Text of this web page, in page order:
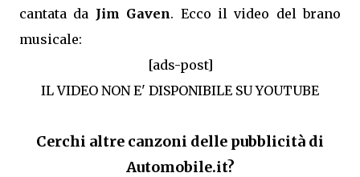
cantata da Jim Gaven. Ecco il video del brano
musicale:
[ads-post]
IL VIDEO NON E' DISPONIBILE SU YOUTUBE
Cerchi altre canzoni delle pubblicità di
Automobile.it?